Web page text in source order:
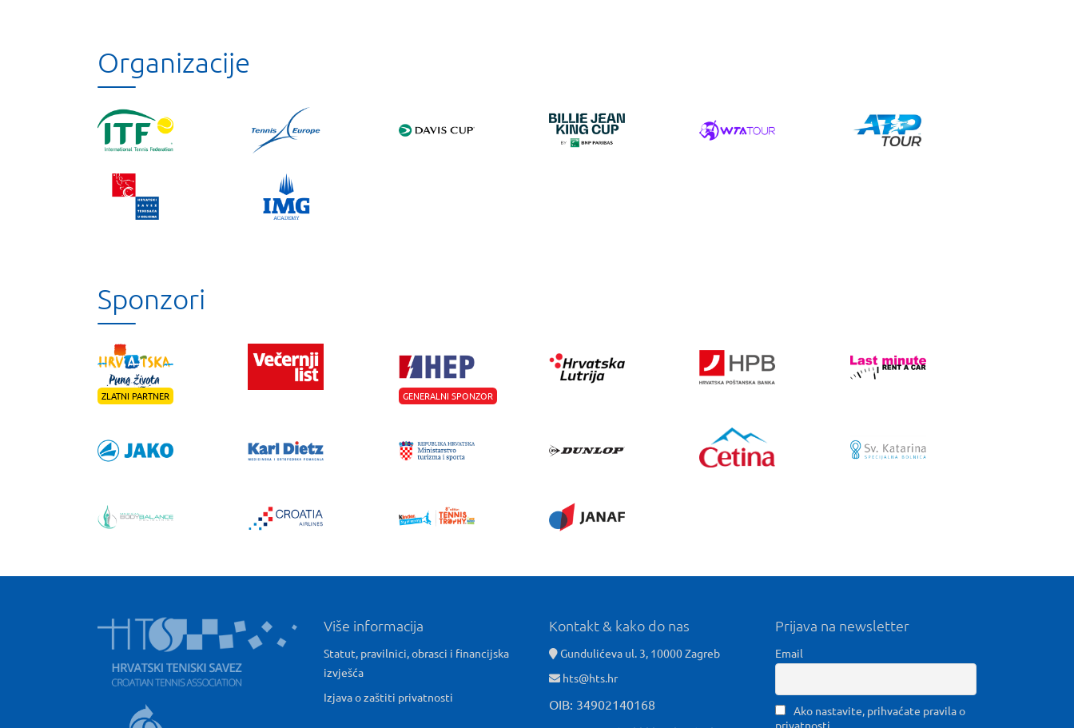
Organizacije
Sponzori
ZLATNI PARTNER GENERALNI SPONZOR
Više informacija
Statut, pravilnici, obrasci i financijska
izvješća
Izjava o zaštiti privatnosti
Kontakt & kako do nas
Gundulićeva ul. 3, 10000 Zagreb
hts@hts.hr
OIB: 34902140168
Prijava na newsletter
Email
Ako nastavite, prihvaćate pravila o
privatnosti